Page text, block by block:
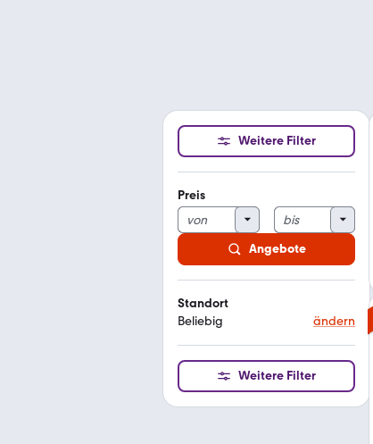
Weitere Filter
Preis
Angebote
Standort
Beliebig
ändern
Weitere Filter